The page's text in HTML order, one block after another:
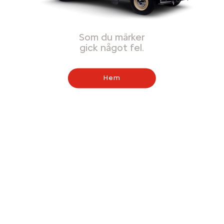
Som du märker
gick något fel.
Hem